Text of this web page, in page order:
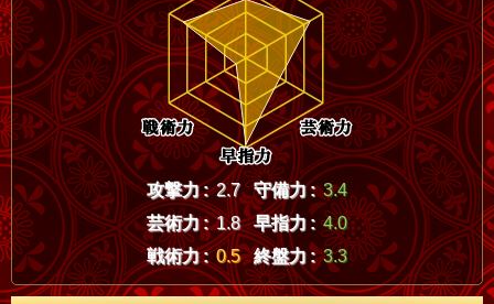
攻撃力 : 2.7 守備力 : 3.4
芸術力 : 1.8 早指力 : 4.0
戦術力 : 0.5 終盤力 : 3.3